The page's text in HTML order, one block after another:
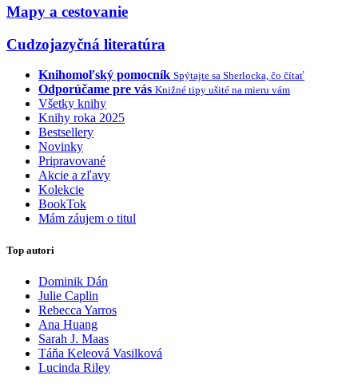
Mapy a cestovanie
Cudzojazyčná literatúra
Knihomoľský pomocník Spýtajte sa Sherlocka, čo čítať
Odporúčame pre vás Knižné tipy ušité na mieru vám
Všetky knihy
Knihy roka 2025
Bestsellery
Novinky
Pripravované
Akcie a zľavy
Kolekcie
BookTok
Mám záujem o titul
Top autori
Dominik Dán
Julie Caplin
Rebecca Yarros
Ana Huang
Sarah J. Maas
Táňa Keleová Vasilková
Lucinda Riley